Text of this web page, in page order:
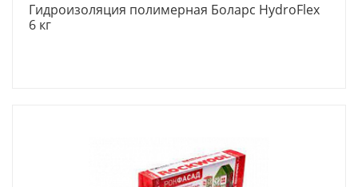
Гидроизоляция полимерная Боларс HydroFlex
6 кг